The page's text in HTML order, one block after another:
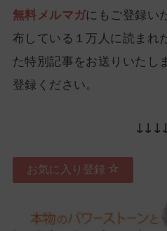
無料メルマガにもご登録い
布している１万人に読まれ
た特別記事をお送りいたし
登録ください。
お気に入り登録